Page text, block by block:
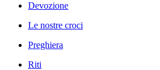
Devozione
Le nostre croci
Preghiera
Riti